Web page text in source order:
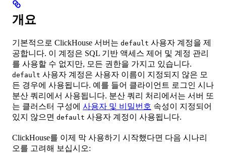
개요
기본적으로 ClickHouse 서버는 default 사용자 계정을 제
공합니다. 이 계정은 SQL 기반 액세스 제어 및 계정 관리
를 사용할 수 없지만, 모든 권한을 가지고 있습니다.
default 사용자 계정은 사용자 이름이 지정되지 않은 모
든 경우에 사용됩니다. 예를 들어 클라이언트 로그인 시나
분산 쿼리에서 사용됩니다. 분산 쿼리 처리에서는 서버 또
는 클러스터 구성에 사용자 및 비밀번호 속성이 지정되어
있지 않으면 default 사용자 계정이 사용됩니다.
ClickHouse를 이제 막 사용하기 시작했다면 다음 시나리
오를 고려해 보십시오: